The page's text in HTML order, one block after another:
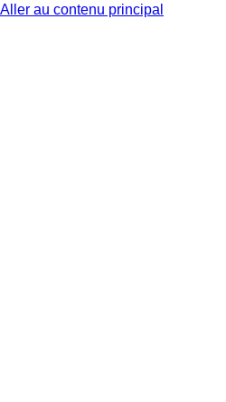
Aller au contenu principal